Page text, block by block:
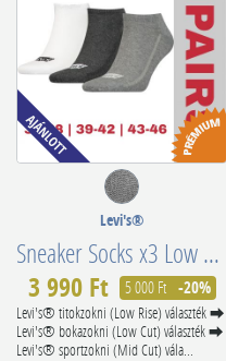
Levi's®
Sneaker Socks x3 Low Cut Batwing Logo 701224672003
3 990 Ft 5 000 Ft -20%
Levi's® titokzokni (Low Rise) választék ⮕
Levi's® bokazokni (Low Cut) választék ⮕
Levi's® sportzokni (Mid Cut) vála...